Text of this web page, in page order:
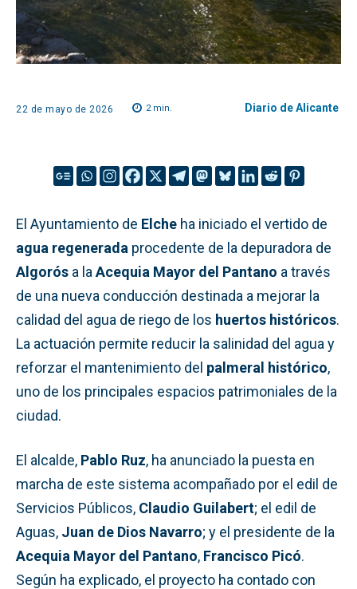
22 de mayo de 2026 2min. Diario de Alicante
El Ayuntamiento de Elche ha iniciado el vertido de
agua regenerada procedente de la depuradora de
Algorós a la Acequia Mayor del Pantano a través
de una nueva conducción destinada a mejorar la
calidad del agua de riego de los huertos históricos.
La actuación permite reducir la salinidad del agua y
reforzar el mantenimiento del palmeral histórico,
uno de los principales espacios patrimoniales de la
ciudad.
El alcalde, Pablo Ruz, ha anunciado la puesta en
marcha de este sistema acompañado por el edil de
Servicios Públicos, Claudio Guilabert; el edil de
Aguas, Juan de Dios Navarro; y el presidente de la
Acequia Mayor del Pantano, Francisco Picó.
Según ha explicado, el proyecto ha contado con